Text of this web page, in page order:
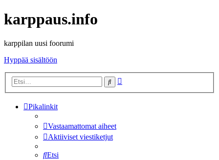
karppaus.info
karppilan uusi foorumi
Hyppää sisältöön
Etsi
Pikalinkit
Vastaamattomat aiheet
Aktiiviset viestiketjut
Etsi